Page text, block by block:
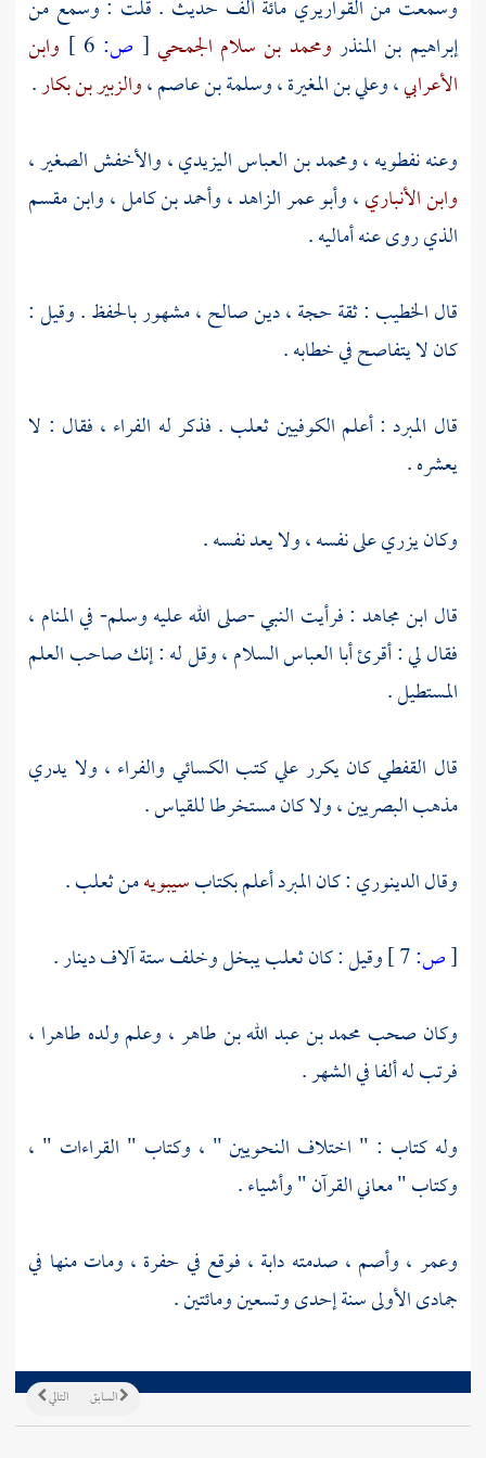
وسمعت منالقواريري مائة ألف حديث . قلت : وسمع من
إبراهيم بن المنذر ومحمد بن سلام الجمحي [ ص:
وابن
الأعرابي،وعلي بن المغيرة،وسلمة بن عاصم،والزبير بن بكار.
وعنهنفطويه ،ومحمد بن العباس اليزيدي،والأخفش الصغير،
وابن الأنباري،وأبو عمر الزاهد،وأحمد بن كامل،وابن مقسم
الذي روى عنه أماليه .
قالالخطيب : ثقة حجة ، دين صالح ، مشهور بالحفظ . وقيل :
كان لا يتفاصح في خطابه .
قال المبرد : أعلم الكوفيينثعلب . فذكر له الفراء ، فقال : لا
يعشره .
وكان يزري على نفسه ، ولا يعد نفسه .
قال ابن مجاهد : فرأيت النبي -صلى الله عليه وسلم- في المنام ،
فقال لي : أقرئأبا العباسالسلام ، وقل له : إنك صاحب العلم
المستطيل .
قال القفطيكان يكرر علي كتب الكسائي والفراء ، ولا يدري
مذهبالبصريين، ولا كان مستخرطا للقياس .
وقالالدينوري: كانالمبردأعلم بكتابسيبويهمنثعلب .
[ص: وقيل : كانثعلبيبخل وخلف ستة آلاف دينار .
وكان صحب محمد بن عبد الله بن طاهر، وعلم ولده طاهرا ،
فرتب له ألفا في الشهر .
وله كتاب : " اختلاف النحويين " ، وكتاب " القراءات " ،
وكتاب " معاني القرآن " وأشياء .
وعمر ، وأصم ، صدمته دابة ، فوقع في حفرة ، ومات منها في
جمادى الأولى سنة إحدى وتسعين ومائتين .
التالي السابق